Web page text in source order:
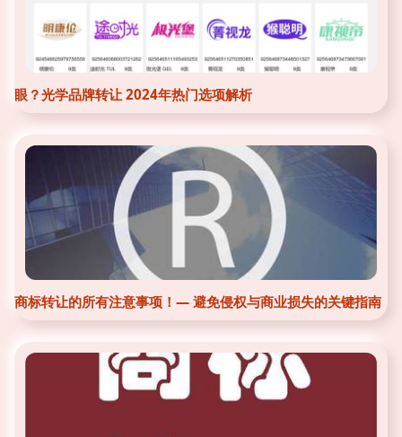
眼？光学品牌转让 2024年热门选项解析
商标转让的所有注意事项！— 避免侵权与商业损失的关键指南